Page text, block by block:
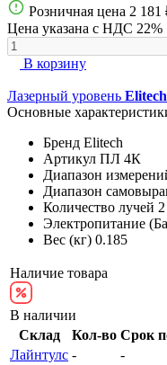
Розничная цена 2 181
Цена указана с НДС 22%
В корзину
Лазерный уровень
Основные
Бренд Elitech
Артикул ПЛ 4К
Диапазон
Диапазон
Количество лучей 2
Электропитание
Вес (кг) 0.185
Наличие товара
В наличии
Склад
Кол-во Срок
Лайнтулс -
-